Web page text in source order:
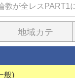
教が全レスPART1
地域カテ
般)